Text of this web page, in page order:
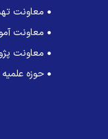
معاونت
معاونت
معاونت
حوزه